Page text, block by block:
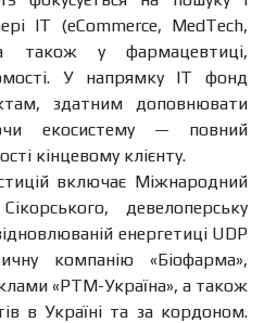
IT (eCommerce, MedTech,
також у фармацевтиці,
У напрямку IT фонд
здатним доповнювати
екосистему — повний
кінцевому клієнту.
включає Міжнародний
девелоперську
енергетиці UDP
компанію «Біофарма»,
«РТМ-Україна», а також
в Україні та за кордоном.